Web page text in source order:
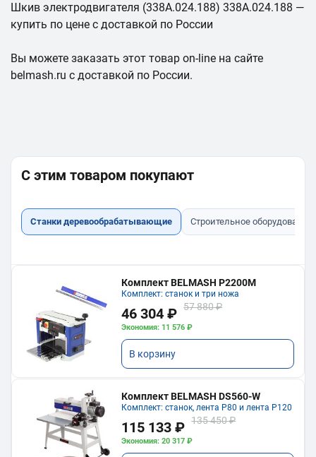
Шкив электродвигателя (338А.024.188) 338А.024.188 —
купить по цене с доставкой по России
Вы можете заказать этот товар on-line на сайте
belmash.ru с доставкой по России.
С этим товаром покупают
Станки деревообрабатывающие Строительное оборудование
Комплект BELMASH P2200M
Комплект: станок и три ножа
46 304 ₽ 57 880 ₽
Экономия: 11 576 ₽
В корзину
Комплект BELMASH DS560-W
Комплект: станок, лента P80 и лента P120
115 133 ₽ 135 450 ₽
Экономия: 20 317 ₽